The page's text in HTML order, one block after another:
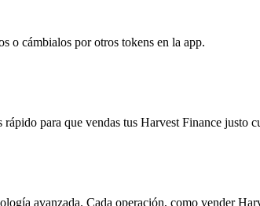
o cámbialos por otros tokens en la app.
para que vendas tus Harvest Finance justo
avanzada. Cada operación, como vender